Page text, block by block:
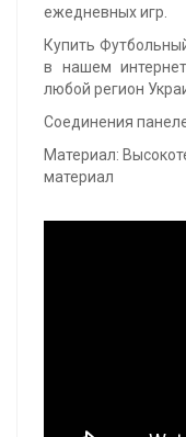
ежедневных игр.
Купить
в нашем
любой регион
Соединения
Материал:
материал